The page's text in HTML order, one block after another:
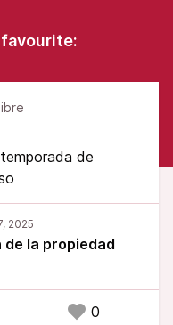
de
de la propiedad
0